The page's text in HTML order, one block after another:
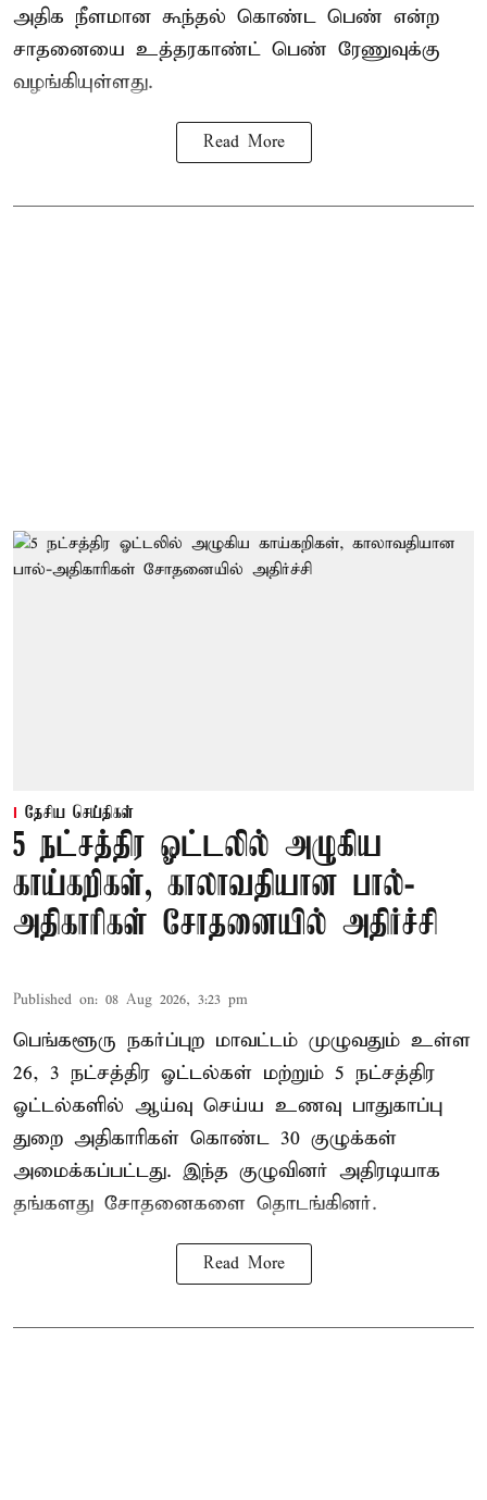
அதிக நீளமான கூந்தல் கொண்ட பெண் என்ற
சாதனையை உத்தரகாண்ட் பெண் ரேணுவுக்கு
வழங்கியுள்ளது.
Read More
தேசிய செய்திகள்
5 நட்சத்திர ஓட்டலில் அழுகிய
காய்கறிகள், காலாவதியான பால்-
அதிகாரிகள் சோதனையில் அதிர்ச்சி
Published on: 08 Aug 2026, 3:23 pm
பெங்களூரு நகர்ப்புற மாவட்டம் முழுவதும் உள்ள
26, 3 நட்சத்திர ஓட்டல்கள் மற்றும் 5 நட்சத்திர
ஓட்டல்களில் ஆய்வு செய்ய உணவு பாதுகாப்பு
துறை அதிகாரிகள் கொண்ட 30 குழுக்கள்
அமைக்கப்பட்டது. இந்த குழுவினர் அதிரடியாக
தங்களது சோதனைகளை தொடங்கினர்.
Read More